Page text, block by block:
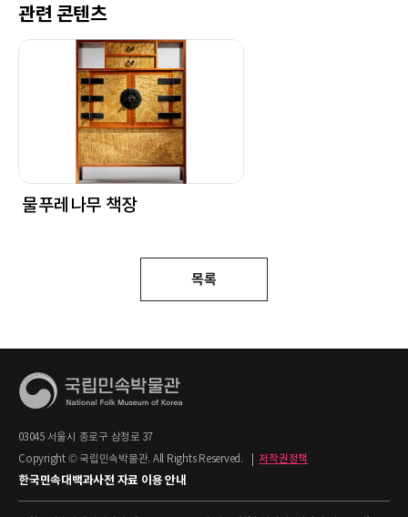
관련 콘텐츠
물푸레나무 책장
목록
03045 서울시 종로구 삼청로 37
Copyright © 국립민속박물관. All Rights Reserved.
저작권정책
한국민속대백과사전 자료 이용 안내